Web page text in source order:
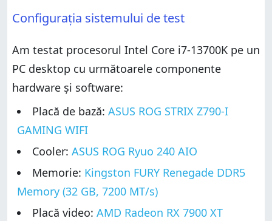
Configurația sistemului de test
Am testat procesorul Intel Core i7-13700K pe un
PC desktop cu următoarele componente
hardware și software:
Placă de bază: ASUS ROG STRIX Z790-I
GAMING WIFI
Cooler: ASUS ROG Ryuo 240 AIO
Memorie: Kingston FURY Renegade DDR5
Memory (32 GB, 7200 MT/s)
Placă video: AMD Radeon RX 7900 XT